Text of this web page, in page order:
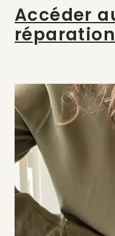
Accéder